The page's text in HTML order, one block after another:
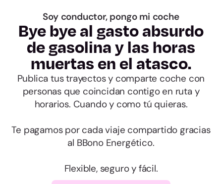
Ávila
Burgos
León
Palencia
Salamanca
Segovia
Soy conductor, pongo mi coche
Bye bye al gasto absurdo
de gasolina y las horas
muertas en el atasco.
Publica tus trayectos y comparte coche con
personas que coincidan contigo en ruta y
horarios. Cuando y como tú quieras.
Te pagamos por cada viaje compartido gracias
al BBono Energético.
Flexible, seguro y fácil.